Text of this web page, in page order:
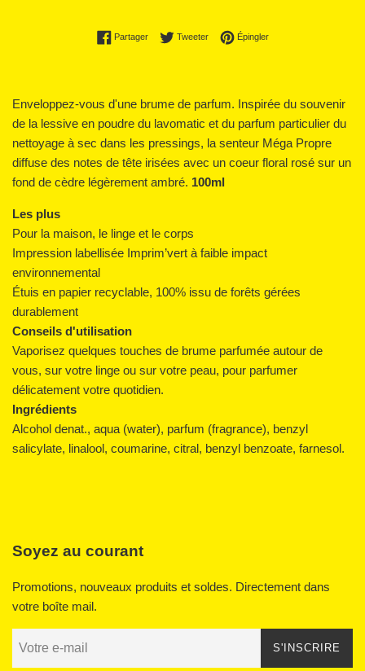
PartagerPartager sur Facebook
TweeterTweeter sur Twitter
ÉpinglerÉpingler sur Pinterest
Enveloppez-vous d'une brume de parfum. Inspirée du souvenir
de la lessive en poudre du lavomatic et du parfum particulier du
nettoyage à sec dans les pressings, la senteur Méga Propre
diffuse des notes de tête irisées avec un coeur floral rosé sur un
fond de cèdre légèrement ambré. 100ml
Les plus
Pour la maison, le linge et le corps
Impression labellisée Imprim’vert à faible impact
environnemental
Étuis en papier recyclable, 100% issu de forêts gérées
durablement
Conseils d'utilisation
Vaporisez quelques touches de brume parfumée autour de
vous, sur votre linge ou sur votre peau, pour parfumer
délicatement votre quotidien.
Ingrédients
Alcohol denat., aqua (water), parfum (fragrance), benzyl
salicylate, linalool, coumarine, citral, benzyl benzoate, farnesol.
Soyez au courant
Promotions, nouveaux produits et soldes. Directement dans
votre boîte mail.
S'INSCRIRE